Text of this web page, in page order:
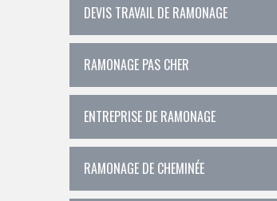
DEVIS TRAVAIL DE RAMONAGE
RAMONAGE PAS CHER
ENTREPRISE DE RAMONAGE
RAMONAGE DE CHEMINÉE